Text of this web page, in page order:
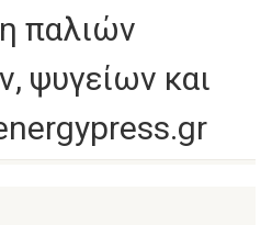
παλιών
ψυγείων και